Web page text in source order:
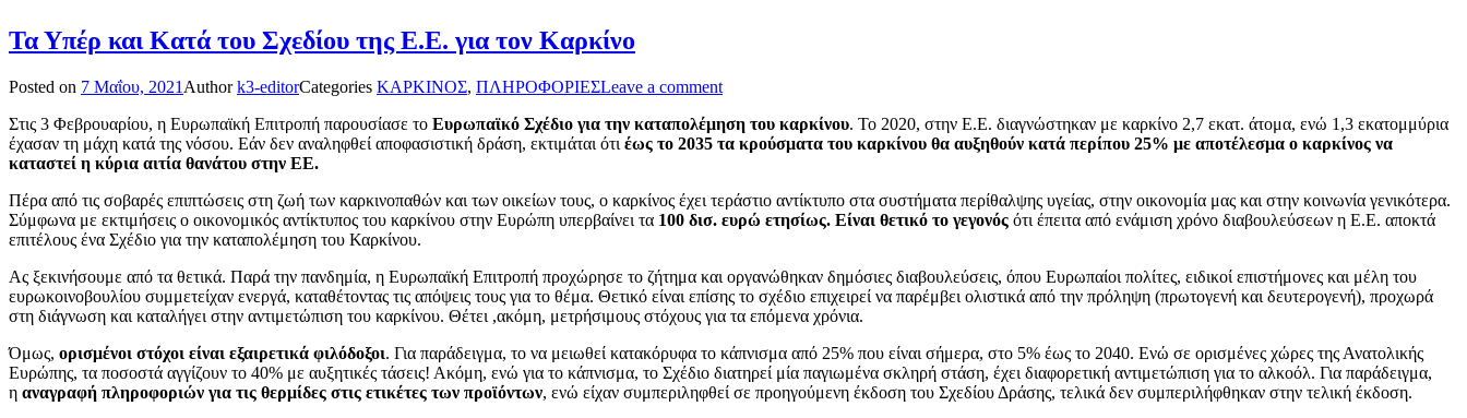
Τα Υπέρ και Κατά του Σχεδίου της Ε.Ε. για τον Καρκίνο
Posted on 7 Μαΐου, 2021 Authork3-editorCategories ΚΑΡΚΙΝΟΣ, ΠΛΗΡΟΦΟΡΙΕΣLeave a comment
Στις 3 Φεβρουαρίου, η Ευρωπαϊκή Επιτροπή παρουσίασε το Ευρωπαϊκό Σχέδιο για την καταπολέμηση του καρκίνου. Το 2020, στην Ε.Ε. διαγνώστηκαν με καρκίνο 2,7 εκατ. άτομα, ενώ 1,3 εκατομμύρια
έχασαν τη μάχη κατά της νόσου. Εάν δεν αναληφθεί αποφασιστική δράση, εκτιμάται ότι έως το 2035 τα κρούσματα του καρκίνου θα αυξηθούν κατά περίπου 25% με αποτέλεσμα ο καρκίνος να
καταστεί η κύρια αιτία θανάτου στην ΕΕ.
Πέρα από τις σοβαρές επιπτώσεις στη ζωή των καρκινοπαθών και των οικείων τους, ο καρκίνος έχει τεράστιο αντίκτυπο στα συστήματα περίθαλψης υγείας, στην οικονομία μας και στην κοινωνία γενικότερα.
Σύμφωνα με εκτιμήσεις ο οικονομικός αντίκτυπος του καρκίνου στην Ευρώπη υπερβαίνει τα 100 δισ. ευρώ ετησίως. Είναι θετικό το γεγονός ότι έπειτα από ενάμιση χρόνο διαβουλεύσεων η Ε.Ε. αποκτά
επιτέλους ένα Σχέδιο για την καταπολέμηση του Καρκίνου.
Ας ξεκινήσουμε από τα θετικά. Παρά την πανδημία, η Ευρωπαϊκή Επιτροπή προχώρησε το ζήτημα και οργανώθηκαν δημόσιες διαβουλεύσεις, όπου Ευρωπαίοι πολίτες, ειδικοί επιστήμονες και μέλη του
ευρωκοινοβουλίου συμμετείχαν ενεργά, καταθέτοντας τις απόψεις τους για το θέμα. Θετικό είναι επίσης το σχέδιο επιχειρεί να παρέμβει ολιστικά από την πρόληψη (πρωτογενή και δευτερογενή), προχωρά
στη διάγνωση και καταλήγει στην αντιμετώπιση του καρκίνου. Θέτει ,ακόμη, μετρήσιμους στόχους για τα επόμενα χρόνια.
Όμως, ορισμένοι στόχοι είναι εξαιρετικά φιλόδοξοι. Για παράδειγμα, το να μειωθεί κατακόρυφα το κάπνισμα από 25% που είναι σήμερα, στο 5% έως το 2040. Ενώ σε ορισμένες χώρες της Ανατολικής
Ευρώπης, τα ποσοστά αγγίζουν το 40% με αυξητικές τάσεις! Ακόμη, ενώ για το κάπνισμα, το Σχέδιο διατηρεί μία παγιωμένα σκληρή στάση, έχει διαφορετική αντιμετώπιση για το αλκοόλ. Για παράδειγμα,
η αναγραφή πληροφοριών για τις θερμίδες στις ετικέτες των προϊόντων, ενώ είχαν συμπεριληφθεί σε προηγούμενη έκδοση του Σχεδίου Δράσης, τελικά δεν συμπεριλήφθηκαν στην τελική έκδοση.